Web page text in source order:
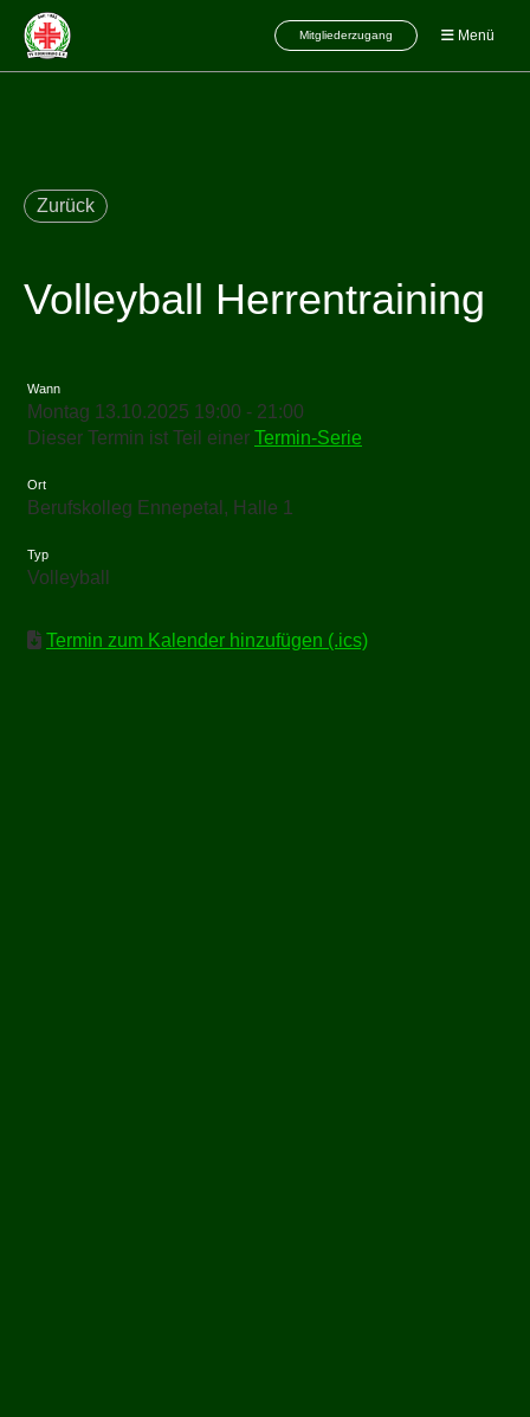
Mitgliederzugang Menü
Zurück
Volleyball Herrentraining
Wann
Montag 13.10.2025 19:00 - 21:00
Dieser Termin ist Teil einer Termin-Serie
Ort
Berufskolleg Ennepetal, Halle 1
Typ
Volleyball
Termin zum Kalender hinzufügen (.ics)